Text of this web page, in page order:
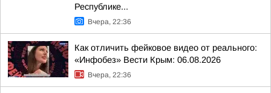
Республике...
Вчера, 22:36
Как отличить фейковое видео от реального:
«Инфобез» Вести Крым: 06.08.2026
Вчера, 22:36